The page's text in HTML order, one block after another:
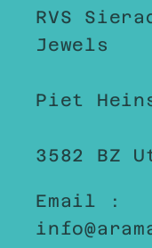
RVS
Jewels
Piet
3582 BZ
Email :